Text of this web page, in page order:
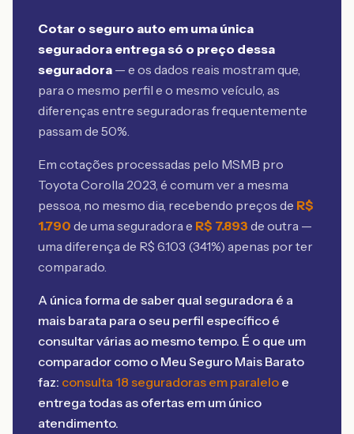
Cotar o seguro auto em uma única
seguradora entrega só o preço dessa
seguradora — e os dados reais mostram que,
para o mesmo perfil e o mesmo veículo, as
diferenças entre seguradoras frequentemente
passam de 50%.
Em cotações processadas pelo MSMB pro
Toyota Corolla 2023, é comum ver a mesma
pessoa, no mesmo dia, recebendo preços de R$
1.790 de uma seguradora e R$ 7.893 de outra —
uma diferença de R$ 6.103 (341%) apenas por ter
comparado.
A única forma de saber qual seguradora é a
mais barata para o seu perfil específico é
consultar várias ao mesmo tempo. É o que um
comparador como o Meu Seguro Mais Barato
faz: consulta 18 seguradoras em paralelo e
entrega todas as ofertas em um único
atendimento.